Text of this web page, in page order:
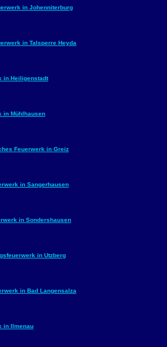
in Johenniterburg
in Talsperre Heyda
in Heiligenstadt
in Mühlhausen
Feuerwerk in Greiz
in Sangerhausen
in Sondershausen
in Utzberg
in Bad Langensalza
in Ilmenau